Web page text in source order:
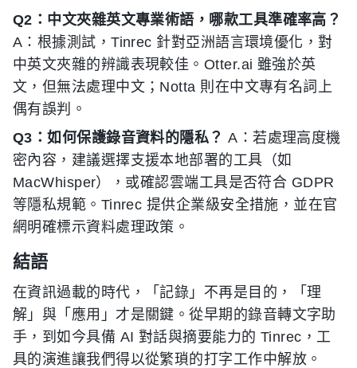
Q2：中文夾雜英文專業術語，哪款工具準確率高？
A：根據測試，Tinrec 針對亞洲語言環境優化，對
中英文夾雜的辨識表現較佳。Otter.ai 雖強於英
文，但無法處理中文；Notta 則在中文專有名詞上
偶有誤判。
Q3：如何保護錄音資料的隱私？ A：若處理高度機
密內容，建議選擇支援本地部署的工具（如
MacWhisper），或確認雲端工具是否符合 GDPR
等隱私規範。Tinrec 提供企業級安全措施，並在官
網明確標示資料處理政策。
結語
在資訊過載的時代，「記錄」不再是目的，「理
解」與「應用」才是關鍵。從早期的錄音轉文字助
手，到如今具備 AI 對話與摘要能力的 Tinrec，工
具的演進讓我們得以從繁瑣的打字工作中解放。